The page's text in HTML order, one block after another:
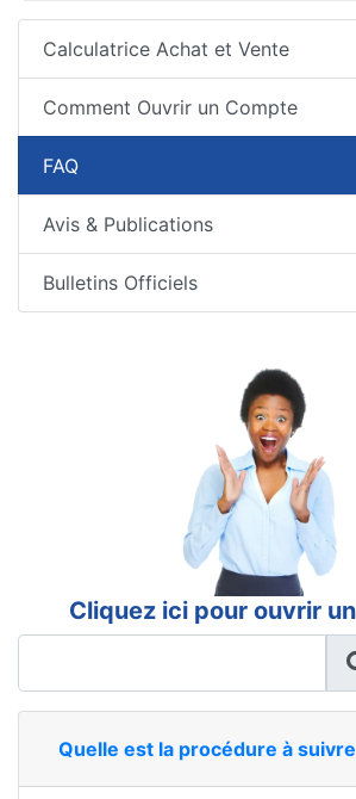
Calculatrice Achat et Vente
Comment Ouvrir un Compte
FAQ
Avis & Publications
Bulletins Officiels
Cliquez ici pour ouvrir
Quelle est la procédure à